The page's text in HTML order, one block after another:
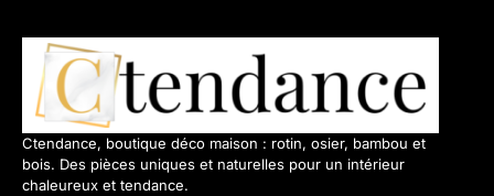
Ctendance, boutique déco maison : rotin, osier, bambou et
bois. Des pièces uniques et naturelles pour un intérieur
chaleureux et tendance.